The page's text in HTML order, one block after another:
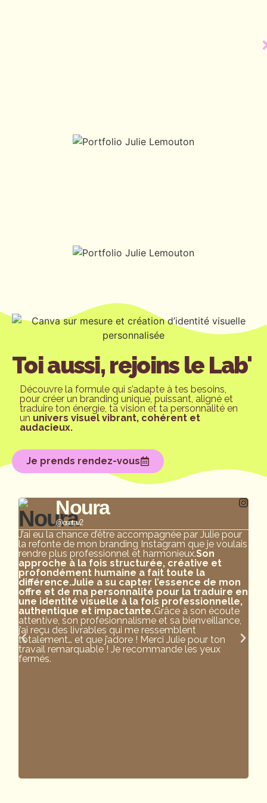
Toi aussi, rejoins le Lab'​
Découvre la formule qui s’adapte à tes besoins,
pour créer un branding unique, puissant, aligné et
traduire ton énergie, ta vision et ta personnalité en
un univers visuel vibrant, cohérent et
audacieux.
Je prends rendez-vous
Noura
@osetav2
J’ai eu la chance d’être accompagnée par Julie pour
la refonte de mon branding Instagram que je voulais
rendre plus professionnel et harmonieux.Son
approche à la fois structurée, créative et
profondément humaine a fait toute la
différence.Julie a su capter l’essence de mon
offre et de ma personnalité pour la traduire en
une identité visuelle à la fois professionnelle,
authentique et impactante.Grâce à son écoute
attentive, son profesionnalisme et sa bienveillance,
j’ai reçu des livrables qui me ressemblent
totalement… et que j’adore ! Merci Julie pour ton
travail remarquable ! Je recommande les yeux
fermés.